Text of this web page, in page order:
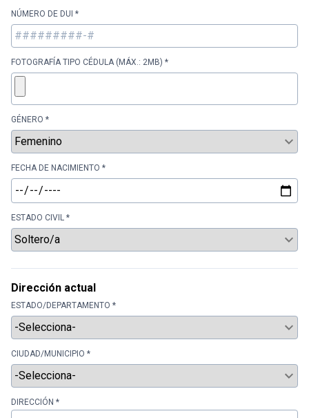
NÚMERO DE DUI *
FOTOGRAFÍA TIPO CÉDULA (MÁX.: 2MB) *
GÉNERO *
FECHA DE NACIMIENTO *
ESTADO CIVIL *
Dirección actual
ESTADO/DEPARTAMENTO *
CIUDAD/MUNICIPIO *
DIRECCIÓN *